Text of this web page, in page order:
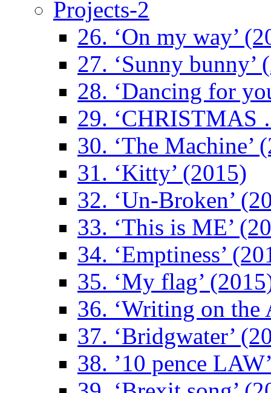
Projects-2
26. ‘On my way’
27. ‘Sunny bunny’
28. ‘Dancing for
29. ‘CHRISTMAS
30. ‘The Machine’
31. ‘Kitty’ (2015)
32. ‘Un-Broken’
33. ‘This is ME’
34. ‘Emptiness’
35. ‘My flag’
36. ‘Writing on the
37. ‘Bridgwater’
38. ’10 pence